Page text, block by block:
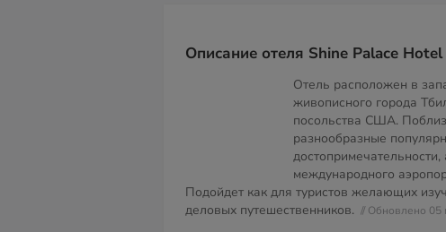
Описание отеля Shine Palace
Отель расположен в
живописного города
посольства США.
разнообразные
достопримечательности,
международного
Подойдет как для туристов желающих
деловых путешественников. // Обновлено 05